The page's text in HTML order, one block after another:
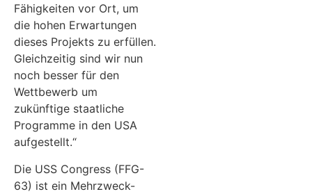
Fähigkeiten vor Ort, um
die hohen Erwartungen
dieses Projekts zu erfüllen.
Gleichzeitig sind wir nun
noch besser für den
Wettbewerb um
zukünftige staatliche
Programme in den USA
aufgestellt.“
Die USS Congress (FFG-
63) ist ein Mehrzweck-